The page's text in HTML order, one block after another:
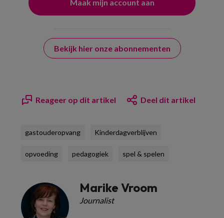
Bekijk hier onze abonnementen
Reageer op dit artikel Deel dit artikel
gastouderopvang Kinderdagverblijven
opvoeding pedagogiek spel & spelen
Marike Vroom
Journalist